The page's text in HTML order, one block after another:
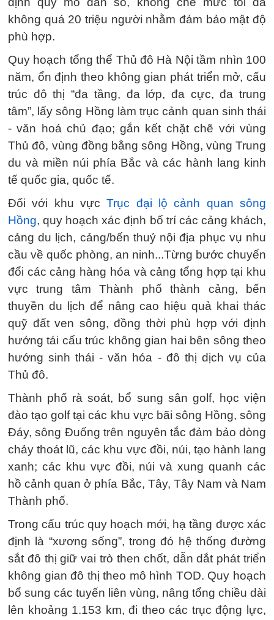
không quá 20 triệu người nhằm đảm bảo mật độ
phù hợp.
Quy hoạch tổng thể Thủ đô Hà Nội tầm nhìn 100
năm, ổn định theo không gian phát triển mở, cấu
trúc đô thị “đa tầng, đa lớp, đa cực, đa trung
tâm”, lấy sông Hồng làm trục cảnh quan sinh thái
- văn hoá chủ đạo; gắn kết chặt chẽ với vùng
Thủ đô, vùng đồng bằng sông Hồng, vùng Trung
du và miền núi phía Bắc và các hành lang kinh
tế quốc gia, quốc tế.
Đối với khu vựcTrục đại lộ cảnh quan sông
Hồng, quy hoạch xác định bố trí các cảng khách,
cảng du lịch, cảng/bến thuỷ nội địa phục vụ nhu
cầu về quốc phòng, an ninh...Từng bước chuyển
đổi các cảng hàng hóa và cảng tổng hợp tại khu
vực trung tâm Thành phố thành cảng, bến
thuyền du lịch để nâng cao hiệu quả khai thác
quỹ đất ven sông, đồng thời phù hợp với định
hướng tái cấu trúc không gian hai bên sông theo
hướng sinh thái - văn hóa - đô thị dịch vụ của
Thủ đô.
Thành phố rà soát, bổ sung sân golf, học viện
đào tạo golf tại các khu vực bãi sông Hồng, sông
Đáy, sông Đuống trên nguyên tắc đảm bảo dòng
chảy thoát lũ, các khu vực đồi, núi, tạo hành lang
xanh; các khu vực đồi, núi và xung quanh các
hồ cảnh quan ở phía Bắc, Tây, Tây Nam và Nam
Thành phố.
Trong cấu trúc quy hoạch mới, hạ tầng được xác
định là “xương sống”, trong đó hệ thống đường
sắt đô thị giữ vai trò then chốt, dẫn dắt phát triển
không gian đô thị theo mô hình TOD. Quy hoạch
bổ sung các tuyến liên vùng, nâng tổng chiều dài
lên khoảng 1.153 km, đi theo các trục động lực,